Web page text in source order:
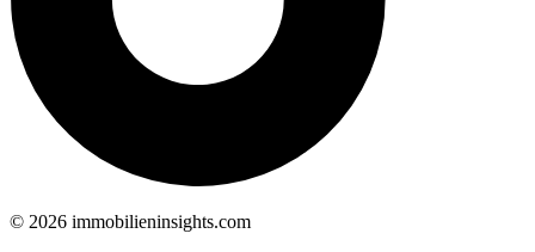
© 2026 immobilieninsights.com